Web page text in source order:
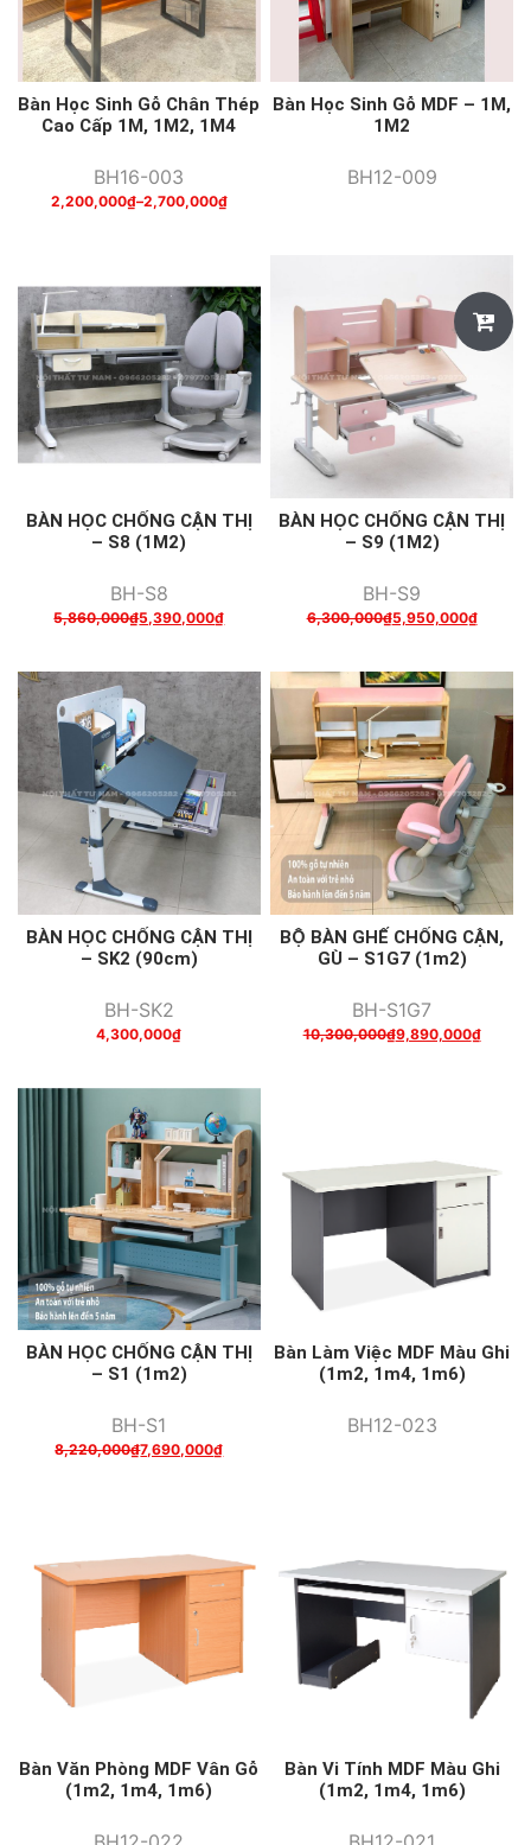
Bàn Học Sinh Gỗ Chân Thép
Cao Cấp 1M, 1M2, 1M4
BH16-003
₫
2,200,000 – ₫
2,700,000
Bàn Học Sinh Gỗ MDF – 1M,
1M2
BH12-009
BÀN HỌC CHỐNG CẬN THỊ
– S8 (1M2)
BH-S8
₫
5,860,000 ₫
5,390,000
BÀN HỌC CHỐNG CẬN THỊ
– S9 (1M2)
BH-S9
₫
6,300,000 ₫
5,950,000
BÀN HỌC CHỐNG CẬN THỊ
– SK2 (90cm)
BH-SK2
₫
4,300,000
BỘ BÀN GHẾ CHỐNG CẬN,
GÙ – S1G7 (1m2)
BH-S1G7
₫
10,300,000 ₫
9,890,000
BÀN HỌC CHỐNG CẬN THỊ
– S1 (1m2)
BH-S1
₫
8,220,000 ₫
7,690,000
Bàn Làm Việc MDF Màu Ghi
(1m2, 1m4, 1m6)
BH12-023
Bàn Văn Phòng MDF Vân Gỗ
(1m2, 1m4, 1m6)
Bàn Vi Tính MDF Màu Ghi
(1m2, 1m4, 1m6)